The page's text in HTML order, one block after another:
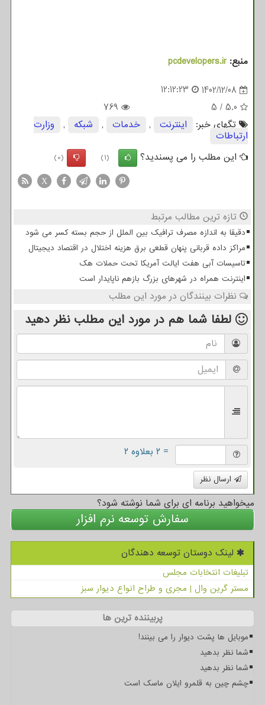
منبع:pcdevelopers.ir
1402/12/08
12:12:23
5.0
/
5
769
تگهای خبر:
اینترنت , خدمات , شبكه , وزارت
ارتباطات
این مطلب را می پسندید؟
(1)
(0)
X
تازه ترین مطالب مرتبط
دقیقا به اندازه مصرف ترافیک بین الملل از حجم بسته کسر می شود
مراکز داده قربانی پنهان قطعی برق هزینه اختلال در اقتصاد دیجیتال
تاسیسات آبی هفت ایالت آمریکا تحت حملات هک
اینترنت همراه در شهرهای بزرگ بازهم ناپایدار است
نظرات بینندگان در مورد این مطلب
لطفا شما هم در مورد این مطلب نظر دهید
= ۲ بعلاوه ۲
ارسال نظر
میخواهید برنامه ای برای شما نوشته شود؟
سفارش توسعه نرم افزار
لینک دوستان توسعه دهندگان
تبلیغات انتخابات مجلس
مستر گرین وال | مجری و طراح انواع دیوار سبز
پربیننده ترین ها
موبایل ها پشت دیوار را می بینند!
شما نظر بدهید
شما نظر بدهید
چشم چین به قلمرو ایلان ماسک است